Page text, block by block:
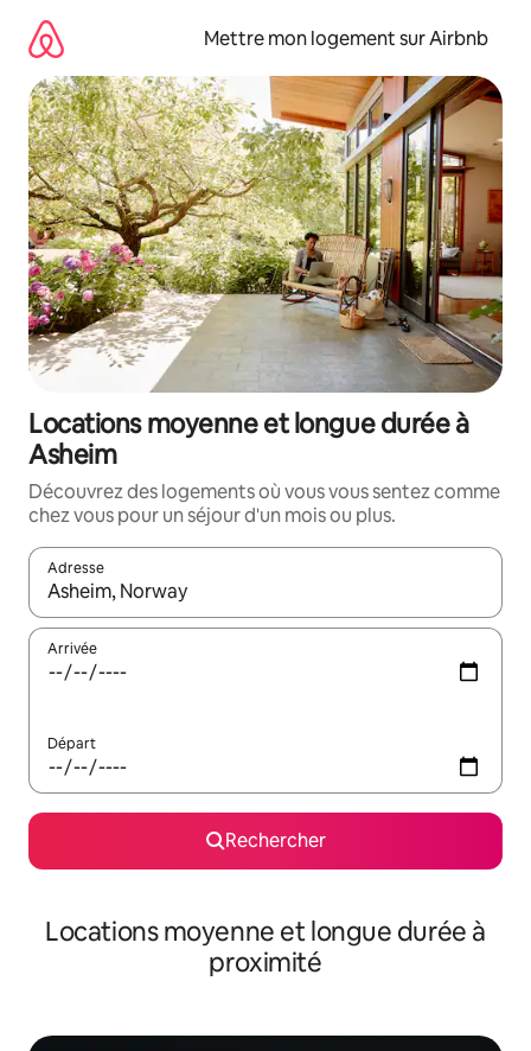
directement
contenu
Mettre mon logement sur Airbnb
Locations moyenne et longue durée à
Asheim
Découvrez des logements où vous vous sentez comme
chez vous pour un séjour d'un mois ou plus.
Adresse
Lorsque les résultats s'affichent, utilisez les flèches vers le
Arrivée
Départ
Rechercher
Locations moyenne et longue durée à
proximité